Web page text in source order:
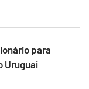
para
Uruguai